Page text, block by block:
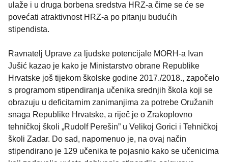
ulaže i u druga borbena sredstva HRZ-a čime se će se
povećati atraktivnost HRZ-a po pitanju budućih
stipendista.
Ravnatelj Uprave za ljudske potencijale MORH-a Ivan
Jušić kazao je kako je Ministarstvo obrane Republike
Hrvatske još tijekom školske godine 2017./2018., započelo
s programom stipendiranja učenika srednjih škola koji se
obrazuju u deficitarnim zanimanjima za potrebe Oružanih
snaga Republike Hrvatske, a riječ je o Zrakoplovno
tehničkoj školi „Rudolf Perešin” u Velikoj Gorici i Tehničkoj
školi Zadar. Do sad, napomenuo je, na ovaj način
stipendirano je 129 učenika te pojasnio kako se učenicima